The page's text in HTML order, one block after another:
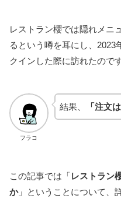
レストラン櫻では隠れメニ
るという噂を耳にし、2023
クインした際に訪れたので
フラコ
結果、 「注文
この記事では「レストラン
か」ということについて、